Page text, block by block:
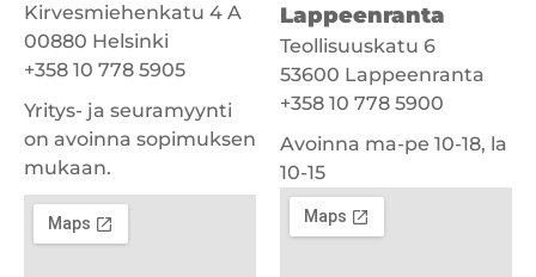
Kirvesmiehenkatu 4 A
00880 Helsinki
+358 10 778 5905
Yritys- ja seuramyynti
on avoinna sopimuksen
mukaan.
Lappeenranta
Teollisuuskatu 6
53600 Lappeenranta
+358 10 778 5900
Avoinna ma-pe 10-18, la
10-15